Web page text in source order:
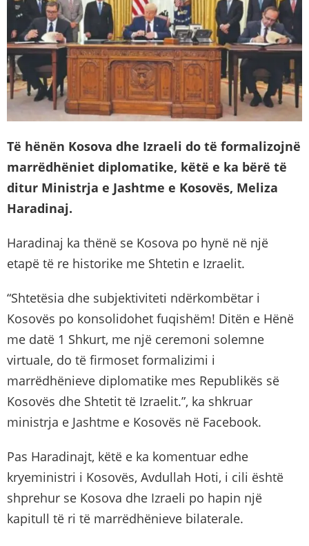
Të hënën Kosova dhe Izraeli do të formalizojnë
marrëdhëniet diplomatike, këtë e ka bërë të
ditur Ministrja e Jashtme e Kosovës, Meliza
Haradinaj.
Haradinaj ka thënë se Kosova po hynë në një
etapë të re historike me Shtetin e Izraelit.
“Shtetësia dhe subjektiviteti ndërkombëtar i
Kosovës po konsolidohet fuqishëm! Ditën e Hënë
me datë 1 Shkurt, me një ceremoni solemne
virtuale, do të firmoset formalizimi i
marrëdhënieve diplomatike mes Republikës së
Kosovës dhe Shtetit të Izraelit.”, ka shkruar
ministrja e Jashtme e Kosovës në Facebook.
Pas Haradinajt, këtë e ka komentuar edhe
kryeministri i Kosovës, Avdullah Hoti, i cili është
shprehur se Kosova dhe Izraeli po hapin një
kapitull të ri të marrëdhënieve bilaterale.